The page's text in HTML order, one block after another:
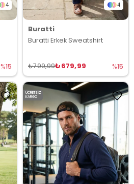
4
%15
4
Buratti
Buratti Erkek Sweatshirt
₺679,99
₺799,99 %15
ÜCRETSIZ
KARGO